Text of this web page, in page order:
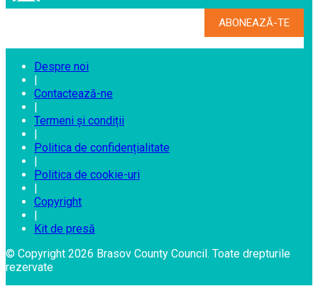
Despre noi
|
Contactează-ne
|
Termeni și condiții
|
Politica de confidențialitate
|
Politica de cookie-uri
|
Copyright
|
Kit de presă
© Copyright 2026 Brasov County Council. Toate drepturile
rezervate